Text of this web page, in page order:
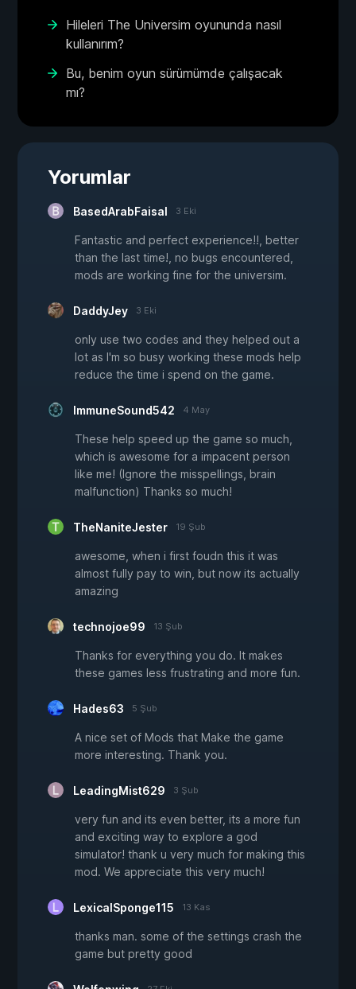
Hileleri The Universim oyununda nasıl
kullanırım?
Bu, benim oyun sürümümde çalışacak
mı?
Yorumlar
BasedArabFaisal 3 Eki
Fantastic and perfect experience!!, better
than the last time!, no bugs encountered,
mods are working fine for the universim.
DaddyJey 3 Eki
only use two codes and they helped out a
lot as I'm so busy working these mods help
reduce the time i spend on the game.
ImmuneSound542 4 May
These help speed up the game so much,
which is awesome for a impacent person
like me! (Ignore the misspellings, brain
malfunction) Thanks so much!
TheNaniteJester 19 Şub
awesome, when i first foudn this it was
almost fully pay to win, but now its actually
amazing
technojoe99 13 Şub
Thanks for everything you do. It makes
these games less frustrating and more fun.
Hades63 5 Şub
A nice set of Mods that Make the game
more interesting. Thank you.
LeadingMist629 3 Şub
very fun and its even better, its a more fun
and exciting way to explore a god
simulator! thank u very much for making this
mod. We appreciate this very much!
LexicalSponge115 13 Kas
thanks man. some of the settings crash the
game but pretty good